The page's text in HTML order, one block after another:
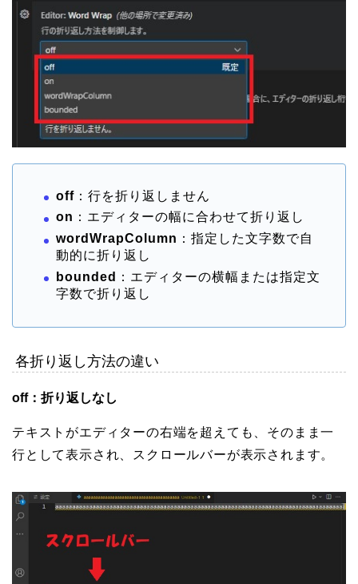
off ：行を折り返しません
on ：エディターの幅に合わせて折り返し
wordWrapColumn ：指定した文字数で自
動的に折り返し
bounded
：エディターの横幅または指定文
字数で折り返し
各折り返し方法の違い
off：折り返しなし
テキストがエディターの右端を超えても、そのまま一
行として表示され、スクロールバーが表示されます。